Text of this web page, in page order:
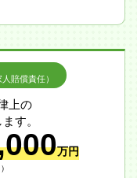
賠償責任）
上の
す。
万円